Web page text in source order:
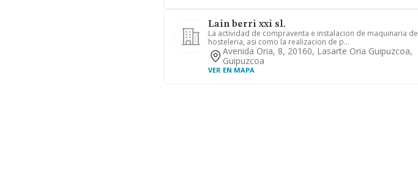
Lain berri xxi sl.
La actividad de compraventa e instalacion de maquinaria de
hosteleria, asi como la realizacion de p...
Avenida Oria, 8, 20160, Lasarte Oria Guipuzcoa,
Guipuzcoa
VER EN MAPA